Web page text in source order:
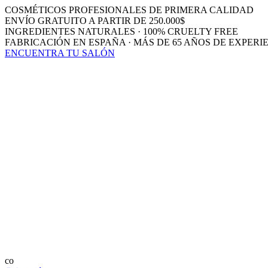
COSMÉTICOS PROFESIONALES DE PRIMERA CALIDAD
ENVÍO GRATUITO A PARTIR DE 250.000$
INGREDIENTES NATURALES · 100% CRUELTY FREE
FABRICACIÓN EN ESPAÑA · MÁS DE 65 AÑOS DE
ENCUENTRA TU SALÓN
co